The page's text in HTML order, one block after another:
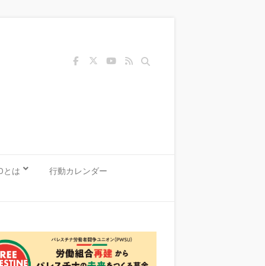
Search
とは 行動カレンダー